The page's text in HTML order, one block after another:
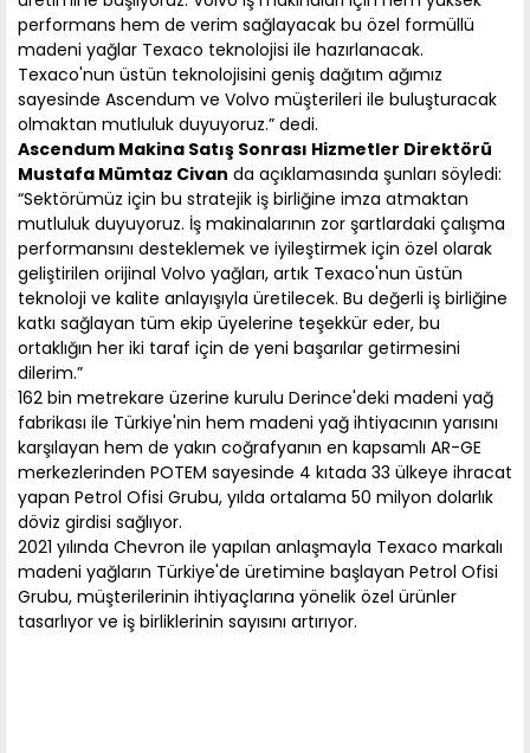
performans hem de verim sağlayacak bu özel formüllü
madeni yağlar Texaco teknolojisi ile hazırlanacak.
Texaco'nun üstün teknolojisini geniş dağıtım ağımız
sayesinde Ascendum ve Volvo müşterileri ile buluşturacak
olmaktan mutluluk duyuyoruz.” dedi.
Ascendum Makina Satış Sonrası Hizmetler Direktörü
Mustafa Mümtaz Civan da açıklamasında şunları söyledi:
“Sektörümüz için bu stratejik iş birliğine imza atmaktan
mutluluk duyuyoruz. İş makinalarının zor şartlardaki çalışma
performansını desteklemek ve iyileştirmek için özel olarak
geliştirilen orijinal Volvo yağları, artık Texaco'nun üstün
teknoloji ve kalite anlayışıyla üretilecek. Bu değerli iş birliğine
katkı sağlayan tüm ekip üyelerine teşekkür eder, bu
ortaklığın her iki taraf için de yeni başarılar getirmesini
dilerim.”
162 bin metrekare üzerine kurulu Derince'deki madeni yağ
fabrikası ile Türkiye'nin hem madeni yağ ihtiyacının yarısını
karşılayan hem de yakın coğrafyanın en kapsamlı AR-GE
merkezlerinden POTEM sayesinde 4 kıtada 33 ülkeye ihracat
yapan Petrol Ofisi Grubu, yılda ortalama 50 milyon dolarlık
döviz girdisi sağlıyor.
2021 yılında Chevron ile yapılan anlaşmayla Texaco markalı
madeni yağların Türkiye'de üretimine başlayan Petrol Ofisi
Grubu, müşterilerinin ihtiyaçlarına yönelik özel ürünler
tasarlıyor ve iş birliklerinin sayısını artırıyor.